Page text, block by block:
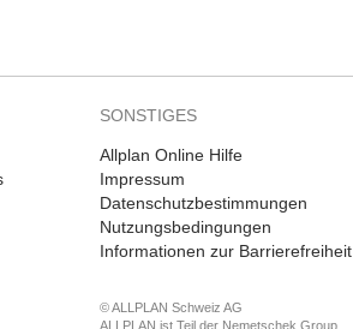
SONSTIGES
Allplan Online Hilfe
Impressum
Datenschutzbestimmungen
Nutzungsbedingungen
Informationen zur Barrierefreiheit
© ALLPLAN Schweiz AG
ALLPLAN ist Teil der Nemetschek Group